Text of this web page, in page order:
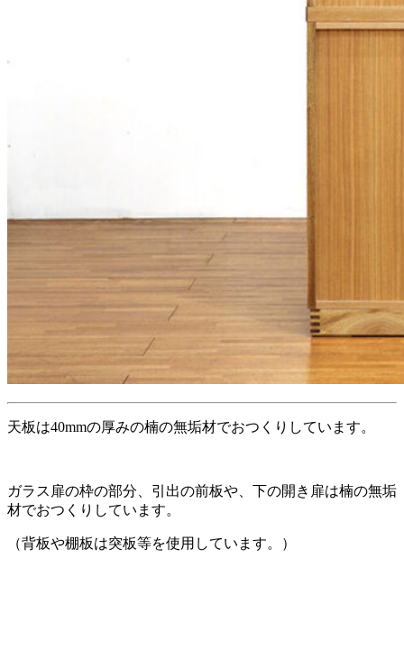
天板は40mmの厚みの楠の無垢材でおつくりしています。
ガラス扉の枠の部分、引出の前板や、下の開き扉は楠の無垢
材でおつくりしています。
（背板や棚板は突板等を使用しています。）